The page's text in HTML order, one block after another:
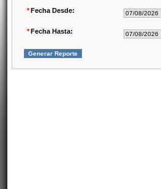
*Fecha Desde:
*Fecha Hasta: